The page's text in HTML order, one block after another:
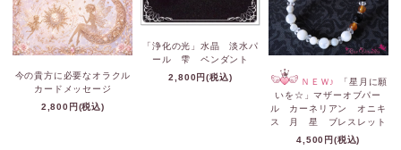
今の貴方に必要なオラクル
カードメッセージ
2,800円(税込)
「浄化の光」水晶 淡水パ
ール 雫 ペンダント
2,800円(税込)
ＮＥＷ♪
「星月に願
いを☆」マザーオブパー
ル カーネリアン オニキ
ス 月 星 ブレスレット
4,500円(税込)